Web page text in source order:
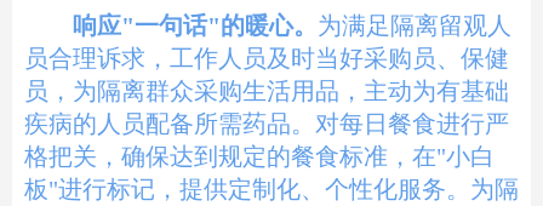
响应"一句话"的暖心。 为满足隔离留观人
员合理诉求，工作人员及时当好采购员、保健
员，为隔离群众采购生活用品，主动为有基础
疾病的人员配备所需药品。对每日餐食进行严
格把关，确保达到规定的餐食标准，在"小白
板"进行标记，提供定制化、个性化服务。为隔